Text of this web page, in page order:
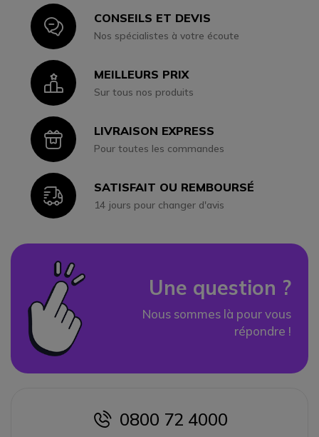
IconCONSEILS ET DEVIS
Nos spécialistes à votre écoute
IconMEILLEURS PRIX
Sur tous nos produits
IconLIVRAISON EXPRESS
Pour toutes les commandes
IconSATISFAIT OU REMBOURSÉ
14 jours pour changer d'avis
Une question ?
Nous sommes là pour vous
répondre !
icon
0800 72 4000